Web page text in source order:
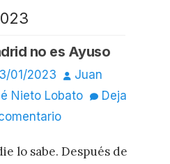
no es Ayuso
01/2023 Autor
Juan
Nieto Lobato
Deja
lo sabe. Después de